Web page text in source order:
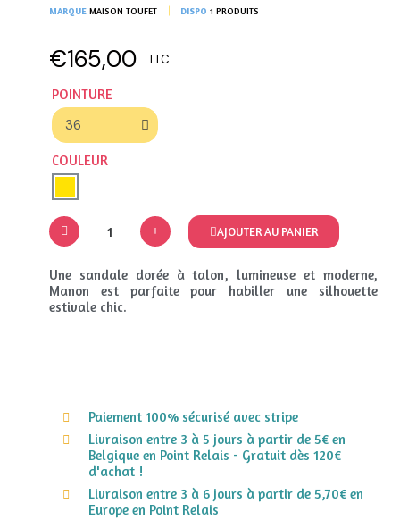
MARQUE MAISON TOUFET DISPO 1 PRODUITS
€165,00 TTC
POINTURE
COULEUR
AJOUTER AU PANIER
Une sandale dorée à talon, lumineuse et moderne,
Manon est parfaite pour habiller une silhouette
estivale chic.
Paiement 100% sécurisé avec stripe
Livraison entre 3 à 5 jours à partir de 5€ en
Belgique en Point Relais - Gratuit dès 120€
d'achat !
Livraison entre 3 à 6 jours à partir de 5,70€ en
Europe en Point Relais